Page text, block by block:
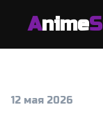
AnimeS
12 мая 2026